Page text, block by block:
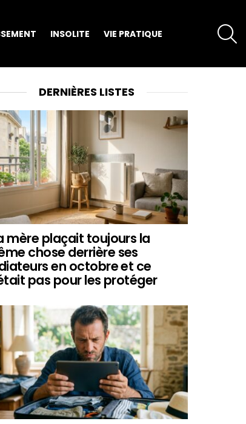
INSOLITE VIE PRATIQUE
DERNIÈRES LISTES
mère plaçait toujours la
chose derrière ses
en octobre et ce
pas pour les protéger